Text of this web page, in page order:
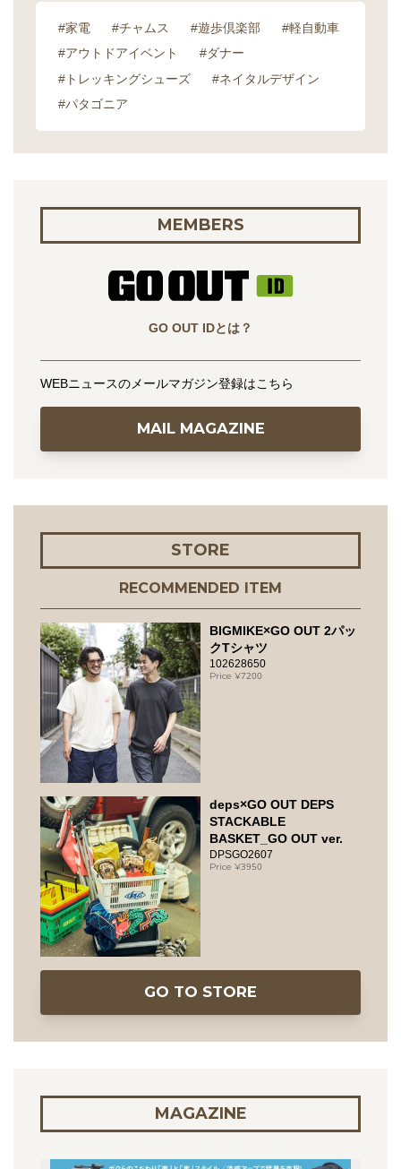
#家電 #チャムス #遊歩倶楽部
#軽自動車
#アウトドアイベント
#ダナー
#トレッキングシューズ
#ネイタルデザイン
#パタゴニア
MEMBERS
GO OUT IDとは？
WEBニュースのメールマガジン登録はこちら
MAIL MAGAZINE
STORE
RECOMMENDED ITEM
BIGMIKE×GO OUT 2パッ
クTシャツ
102628650
7200
deps×GO OUT DEPS
STACKABLE
BASKET_GO OUT ver.
DPSGO2607
3950
GO TO STORE
MAGAZINE